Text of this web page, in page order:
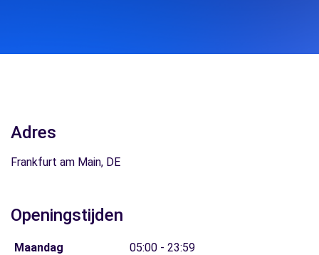
Adres
Frankfurt am Main, DE
Openingstijden
Maandag
05:00 - 23:59